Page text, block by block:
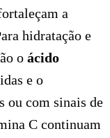
a
hidratação e
o ácido
e o
ou com sinais de
C continuam